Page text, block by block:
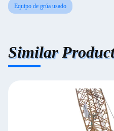
Equipo de grúa usado
Similar